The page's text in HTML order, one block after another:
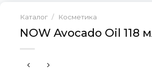
Каталог / Косметика
NOW Avocado Oil 118